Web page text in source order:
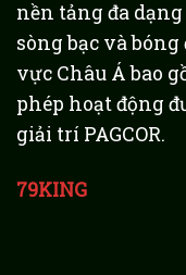
nền tảng đa dạng
sòng bạc và
vực Châu Á bao
phép hoạt động
giải trí PAGCOR.
79KING